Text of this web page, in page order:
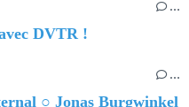
…
DVTR !
…
○ Jonas Burgwinkel